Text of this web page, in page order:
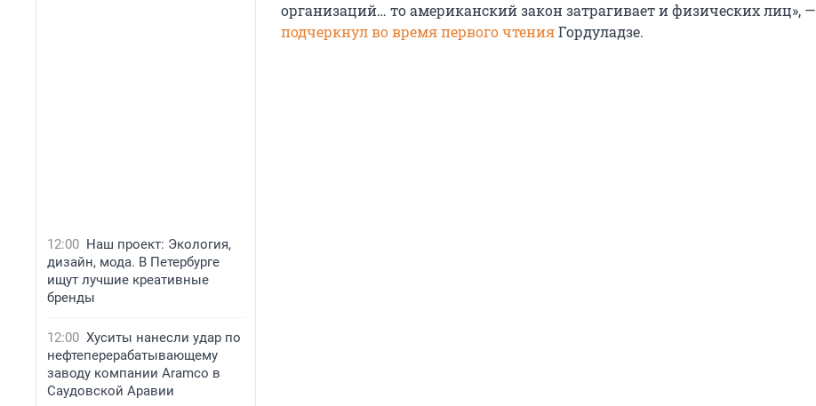
12:00 Наш проект: Экология,
дизайн, мода. В Петербурге
ищут лучшие креативные
бренды
12:00 Хуситы нанесли удар по
нефтеперерабатывающему
заводу компании Aramco в
Саудовской Аравии
организаций… то американский закон затрагивает и физических лиц», —
подчеркнул во время первого чтенияГордуладзе.